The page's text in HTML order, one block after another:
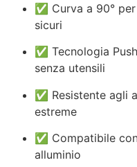
✅ Curva a 90°
sicuri
✅ Tecnologia
senza utensili
✅ Resistente agli
estreme
✅ Compatibile
alluminio